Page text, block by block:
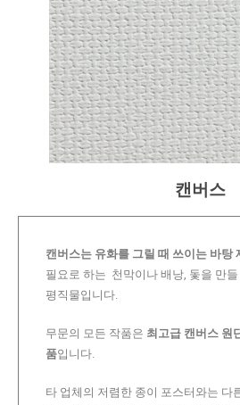
캔버스
캔버스는 유화를 그릴 때 쓰이는 바탕
필요로 하는 천막이나 배낭, 돛을 만
평직물입니다.
무문의 모든 작품은 최고급 캔버스 원
품입니다.
타 업체의 저렴한 종이 포스터와는 다